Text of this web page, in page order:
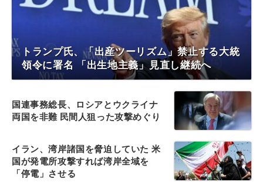
トランプ氏、「出産ツーリズム」禁止する大統
領令に署名 「出生地主義」見直し継続へ
国連事務総長、ロシアとウクライナ
両国を非難 民間人狙った攻撃めぐり
イラン、湾岸諸国を脅迫していた 米
国が発電所攻撃すれば湾岸全域を
「停電」させる